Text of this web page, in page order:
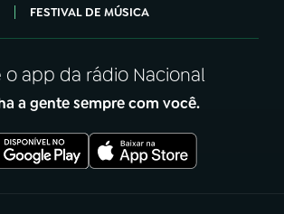
FESTIVAL DE MÚSICA
o app da rádio Nacional
a gente sempre com você.